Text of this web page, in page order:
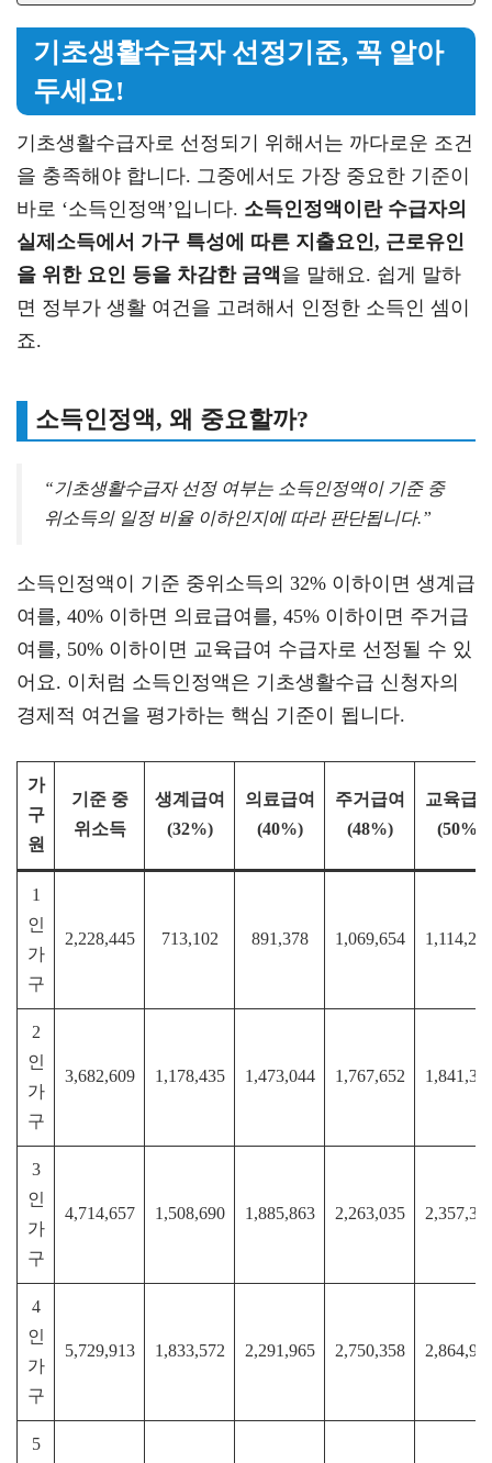
기초생활수급자 선정기준, 꼭 알아
두세요!
기초생활수급자로 선정되기 위해서는 까다로운 조건
을 충족해야 합니다. 그중에서도 가장 중요한 기준이
바로 ‘소득인정액’입니다. 소득인정액이란 수급자의
실제소득에서 가구 특성에 따른 지출요인, 근로유인
을 위한 요인 등을 차감한 금액을 말해요. 쉽게 말하
면 정부가 생활 여건을 고려해서 인정한 소득인 셈이
죠.
소득인정액, 왜 중요할까?
“기초생활수급자 선정 여부는 소득인정액이 기준 중
위소득의 일정 비율 이하인지에 따라 판단됩니다.”
소득인정액이 기준 중위소득의 32% 이하이면 생계급
여를, 40% 이하면 의료급여를, 45% 이하이면 주거급
여를, 50% 이하이면 교육급여 수급자로 선정될 수 있
어요. 이처럼 소득인정액은 기초생활수급 신청자의
경제적 여건을 평가하는 핵심 기준이 됩니다.
가
구
원
기준 중
위소득
생계급여
(32%)
의료급여
(40%)
주거급여
(48%)
교육급
(50%)
1
인
가
구
2,228,445 713,102 891,378 1,069,654
2
인
가
구
3,682,609 1,178,435 1,473,044 1,767,652
3
인
가
구
4,714,657 1,508,690 1,885,863 2,263,035
4
인
가
구
5,729,913 1,833,572 2,291,965 2,750,358
5